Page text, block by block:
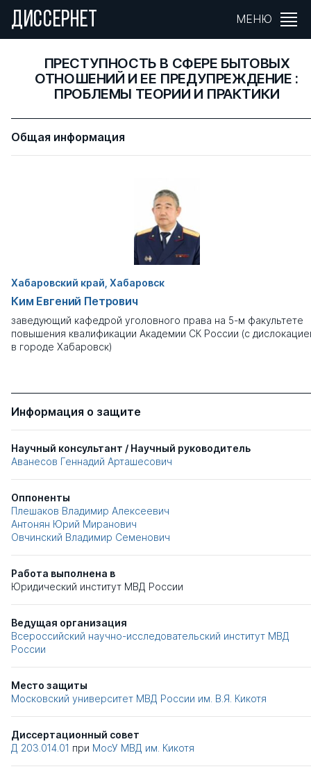
ДИССЕРНЕТ МЕНЮ
ПРЕСТУПНОСТЬ В СФЕРЕ БЫТОВЫХ
ОТНОШЕНИЙ И ЕЕ ПРЕДУПРЕЖДЕНИЕ :
ПРОБЛЕМЫ ТЕОРИИ И ПРАКТИКИ
Общая информация
Хабаровский край, Хабаровск
Ким Евгений Петрович
заведующий кафедрой уголовного права на 5-м факультете
повышения квалификации Академии СК России (с
в городе Хабаровск)
Информация о защите
Научный консультант / Научный руководитель
Аванесов Геннадий Арташесович
Оппоненты
Плешаков Владимир Алексеевич
Антонян Юрий Миранович
Овчинский Владимир Семенович
Работа выполнена в
Юридический институт МВД России
Ведущая организация
Всероссийский научно-исследовательский институт МВД
России
Место защиты
Московский университет МВД России им. В.Я. Кикотя
Диссертационный совет
Д 203.014.01 при МосУ МВД им. Кикотя